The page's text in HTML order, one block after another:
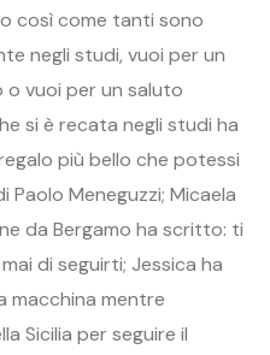
così come tanti sono
negli studi, vuoi per un
vuoi per un saluto
si è recata negli studi ha
più bello che potessi
Meneguzzi; Micaela
da Bergamo ha scritto: ti
di seguirti; Jessica ha
macchina mentre
Sicilia per seguire il